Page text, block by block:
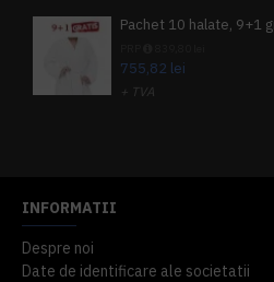
755,82 lei
+ TVA
INFORMATII
Despre noi
Date de identificare ale societatii